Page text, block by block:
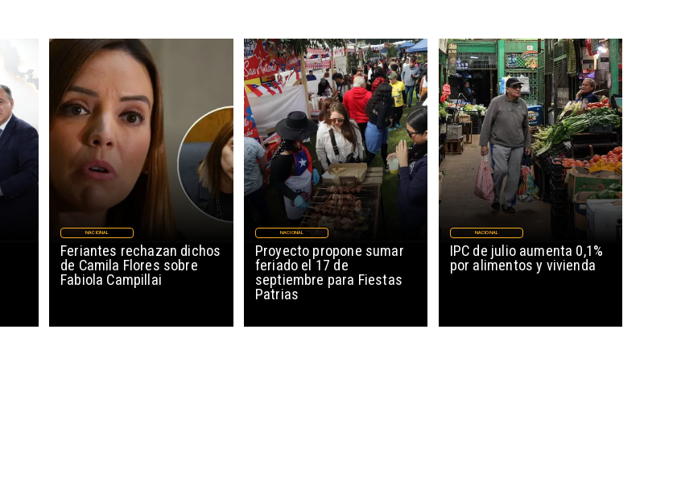
Feriantes rechazan dichos
de Camila Flores sobre
Fabiola Campillai
NACIONAL
Proyecto propone sumar
feriado el 17 de
septiembre para Fiestas
Patrias
NACIONAL
IPC de julio aumenta 0,1%
por alimentos y vivienda
NACIONAL